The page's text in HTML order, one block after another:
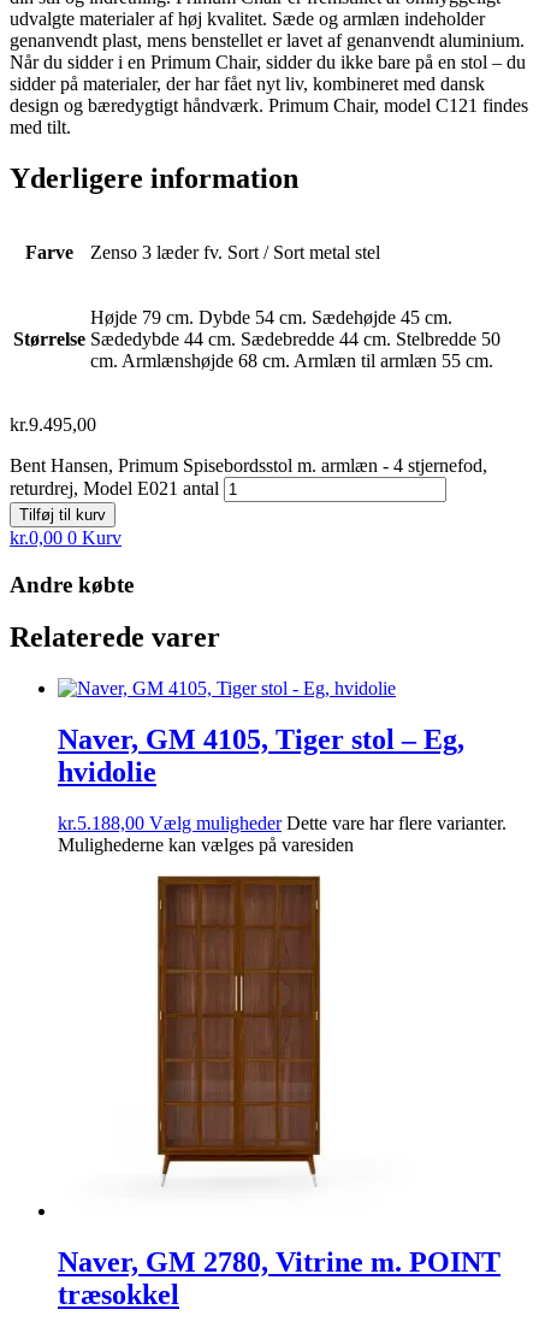
udvalgte materialer af høj kvalitet. Sæde og armlæn indeholder
genanvendt plast, mens benstellet er lavet af genanvendt aluminium.
Når du sidder i en Primum Chair, sidder du ikke bare på en stol – du
sidder på materialer, der har fået nyt liv, kombineret med dansk
design og bæredygtigt håndværk. Primum Chair, model C121 findes
med tilt.
Yderligere information
Farve Zenso 3 læder fv. Sort / Sort metal stel
Størrelse
Højde 79 cm. Dybde 54 cm. Sædehøjde 45 cm.
Sædedybde 44 cm. Sædebredde 44 cm. Stelbredde 50
cm. Armlænshøjde 68 cm. Armlæn til armlæn 55 cm.
kr.9.495,00
Bent Hansen, Primum Spisebordsstol m. armlæn - 4 stjernefod,
returdrej, Model E021 antal
Tilføj til kurv
kr.0,00 0 Kurv
Andre købte
Relaterede varer
Naver, GM 4105, Tiger stol – Eg,
hvidolie
kr.5.188,00 Vælg muligheder Dette vare har flere varianter.
Mulighederne kan vælges på varesiden
Naver, GM 2780, Vitrine m. POINT
træsokkel